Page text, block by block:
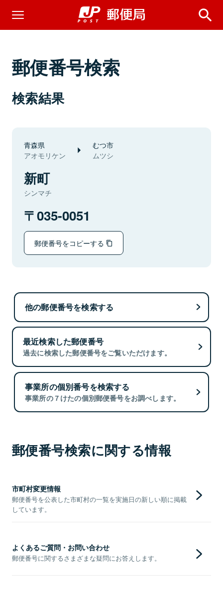
郵便番号検索
検索結果
青森県
アオモリケン
むつ市
ムツシ
新町
シンマチ
035-0051
郵便番号をコピーする
他の郵便番号を検索する
最近検索した郵便番号
過去に検索した郵便番号をご覧いただけます。
事業所の個別番号を検索する
事業所の７けたの個別郵便番号をお調べします。
郵便番号検索に関する情報
市町村変更情報
郵便番号を公表した市町村の一覧を実施日の新しい順に掲載
しています。
よくあるご質問・お問い合わせ
郵便番号に関するさまざまな疑問にお答えします。